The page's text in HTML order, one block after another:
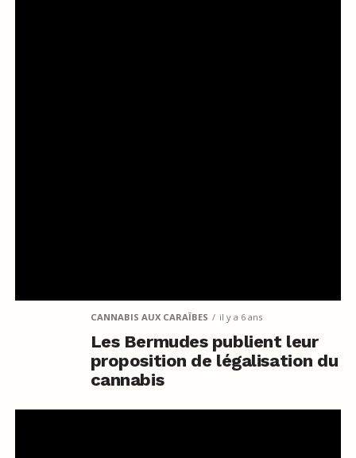
CANNABIS AUX CARAÏBES il y a 6 ans
Les Bermudes publient leur
proposition de légalisation du
cannabis